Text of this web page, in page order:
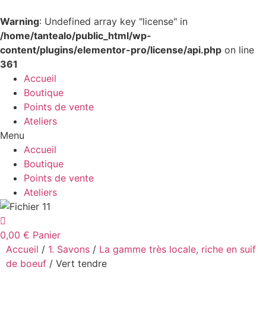
Warning: Undefined array key "license" in
/home/tantealo/public_html/wp-
content/plugins/elementor-pro/license/api.php on line
361
Accueil
Boutique
Points de vente
Ateliers
Menu
Accueil
Boutique
Points de vente
Ateliers
0,00 € Panier
Accueil / 1. Savons / La gamme très locale, riche en suif
de boeuf / Vert tendre